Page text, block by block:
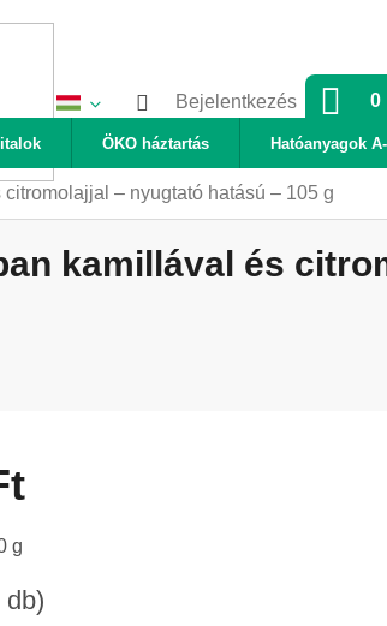
Bejelentkezés 0
ÖKO háztartás Hatóanyagok
– nyugtató hatású – 105 g
kamillával és
g
db)